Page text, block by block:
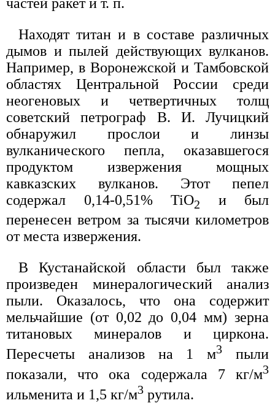
Находят титан и в составе различных
дымов и пылей действующих вулканов.
Например, в Воронежской и Тамбовской
областях Центральной России среди
неогеновых и четвертичных толщ
советский петрограф В. И. Лучицкий
обнаружил прослои и линзы
вулканического пепла, оказавшегося
продуктом извержения мощных
кавказских вулканов. Этот пепел
содержал 0,14-0,51% TiO2
и был
перенесен ветром за тысячи километров
от места извержения.
В Кустанайской области был также
произведен минералогический анализ
пыли. Оказалось, что она содержит
мельчайшие (от 0,02 до 0,04 мм) зерна
титановых минералов и циркона.
Пересчеты анализов на 1 м3
пыли
показали, что ока содержала 7 кг/м3
ильменита и 1,5 кг/м3 рутила.